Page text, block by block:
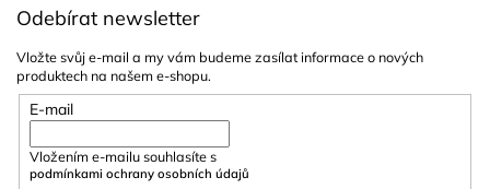
Odebírat newsletter
Vložte svůj e-mail a my vám budeme zasílat informace o nových
produktech na našem e-shopu.
E-mail
Vložením e-mailu souhlasíte s
podmínkami ochrany osobních údajů